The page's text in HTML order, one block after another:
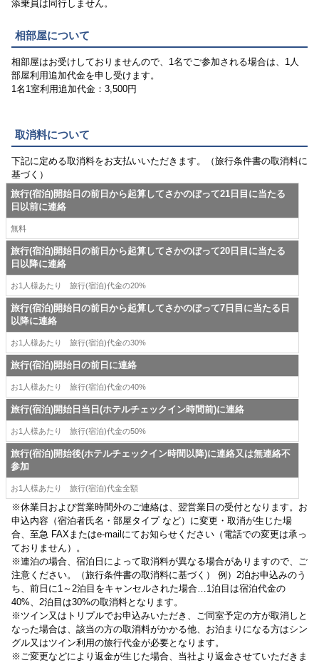
添乗員は同行しません。
相部屋について
相部屋はお受けしておりませんので、1名でご参加される場合は、1人
部屋利用追加代金を申し受けます。
1名1室利用追加代金：3,500円
取消料について
下記に定める取消料をお支払いいただきます。（旅行条件書の取消料に
基づく）
旅行(宿泊)開始日の前日から起算してさかのぼって21日目に当たる
日以前に連絡
無料
旅行(宿泊)開始日の前日から起算してさかのぼって20日目に当たる
日以降に連絡
お1人様あたり 旅行(宿泊)代金の20%
旅行(宿泊)開始日の前日から起算してさかのぼって7日目に当たる日
以降に連絡
お1人様あたり 旅行(宿泊)代金の30%
旅行(宿泊)開始日の前日に連絡
お1人様あたり 旅行(宿泊)代金の40%
旅行(宿泊)開始日当日(ホテルチェックイン時間前)に連絡
お1人様あたり 旅行(宿泊)代金の50%
旅行(宿泊)開始後(ホテルチェックイン時間以降)に連絡又は無連絡不
参加
お1人様あたり 旅行(宿泊)代金全額
※休業日および営業時間外のご連絡は、翌営業日の受付となります。お
申込内容（宿泊者氏名・部屋タイプ など）に変更・取消が生じた場
合、至急 FAXまたはe-mailにてお知らせください（電話での変更は承っ
ておりません）。
※連泊の場合、宿泊日によって取消料が異なる場合がありますので、ご
注意ください。（旅行条件書の取消料に基づく） 例）2泊お申込みのう
ち、前日に1～2泊目をキャンセルされた場合…1泊目は宿泊代金の
40%、2泊目は30%の取消料となります。
※ツイン又はトリプルでお申込みいただき、ご同室予定の方が取消しと
なった場合は、該当の方の取消料がかかる他、お泊まりになる方はシン
グル又はツイン利用の旅行代金が必要となります。
※ご変更などにより返金が生じた場合、当社より返金させていただきま